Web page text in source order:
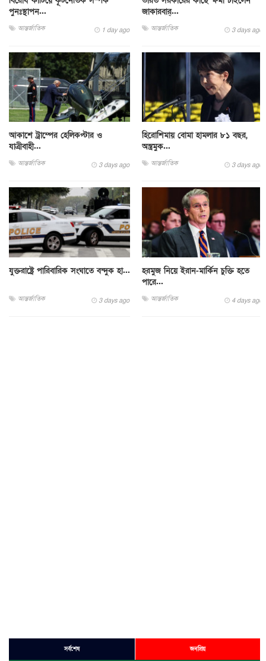
পুনঃস্থাপন...
আন্তর্জাতিক 1 day ago
জাকারবার্...
আন্তর্জাতিক 3 days ago
আকাশে ট্রাম্পের হেলিকপ্টার ও
যাত্রীবাহী...
আন্তর্জাতিক 3 days ago
হিরোশিমায় বোমা হামলার ৮১ বছর,
অস্ত্রমুক...
আন্তর্জাতিক 3 days ago
যুক্তরাষ্ট্রে পারিবারিক সংঘাতে বন্দুক হা...
আন্তর্জাতিক 3 days ago
হরমুজ নিয়ে ইরান-মার্কিন চুক্তি হতে
পারে...
আন্তর্জাতিক 4 days ago
সর্বশেষ জনপ্রিয়